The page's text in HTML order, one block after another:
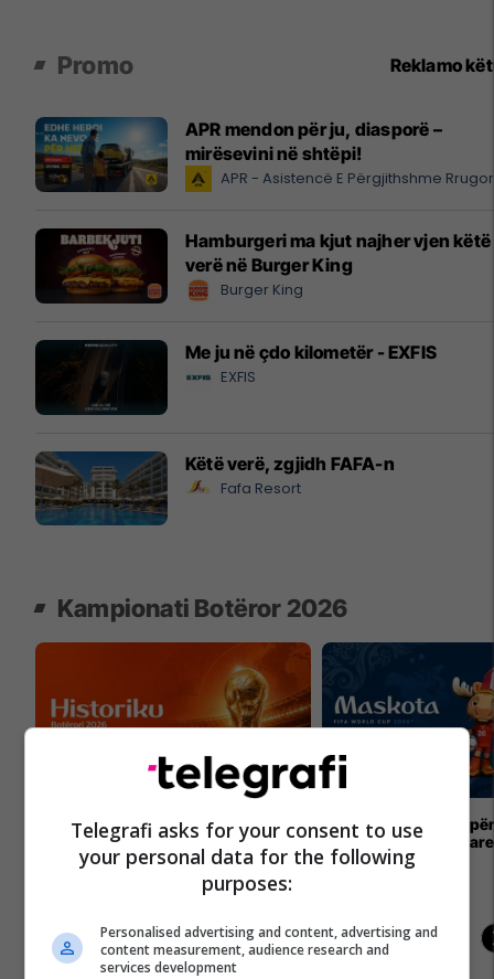
Promo Reklamo
APR mendon për ju, diasporë –
mirësevini në shtëpi!
APR - Asistencë E Përgjithshme
Hamburgeri ma kjut najher vjen këtë
verë në Burger King
Burger King
Me ju në çdo kilometër - EXFIS
EXFIS
Këtë verë, zgjidh FAFA-n
Fafa Resort
Kampionati Botëror 2026
Kampionatet Botërore: Një histori e
lavdisë, legjendave dhe
kampionëve
Kupa e Botës 2026
me tri maskota zyrtare
Telegrafi asks for your consent to use
your personal data for the following
purposes:
Personalised advertising and content, advertising and
content measurement, audience research and
services development